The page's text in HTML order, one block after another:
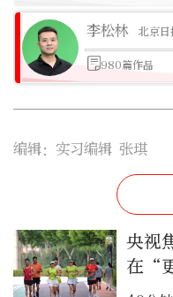
李松林 北京日
980篇作品
编辑：实习编辑 张琪
央视
在“